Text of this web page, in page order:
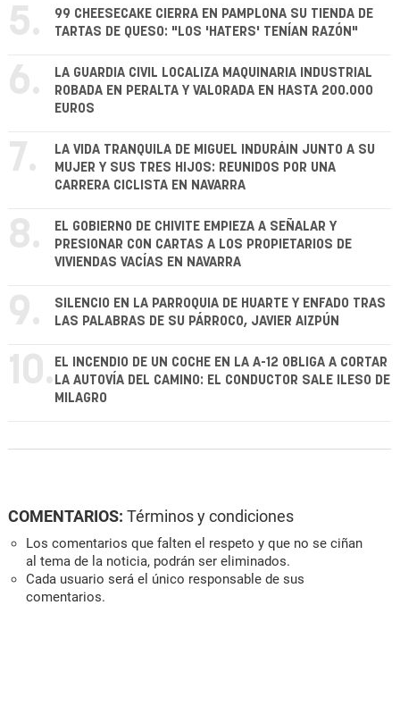
5.
99 CHEESECAKE CIERRA EN PAMPLONA SU TIENDA DE
TARTAS DE QUESO: "LOS 'HATERS' TENÍAN RAZÓN"
6.
LA GUARDIA CIVIL LOCALIZA MAQUINARIA INDUSTRIAL
ROBADA EN PERALTA Y VALORADA EN HASTA 200.000
EUROS
7.
LA VIDA TRANQUILA DE MIGUEL INDURÁIN JUNTO A SU
MUJER Y SUS TRES HIJOS: REUNIDOS POR UNA
CARRERA CICLISTA EN NAVARRA
8.
EL GOBIERNO DE CHIVITE EMPIEZA A SEÑALAR Y
PRESIONAR CON CARTAS A LOS PROPIETARIOS DE
VIVIENDAS VACÍAS EN NAVARRA
9.
SILENCIO EN LA PARROQUIA DE HUARTE Y ENFADO TRAS
LAS PALABRAS DE SU PÁRROCO, JAVIER AIZPÚN
10. EL INCENDIO DE UN COCHE EN LA A-12 OBLIGA A CORTAR
LA AUTOVÍA DEL CAMINO: EL CONDUCTOR SALE ILESO DE
MILAGRO
COMENTARIOS: Términos y condiciones
Los comentarios que falten el respeto y que no se ciñan
al tema de la noticia, podrán ser eliminados.
Cada usuario será el único responsable de sus
comentarios.